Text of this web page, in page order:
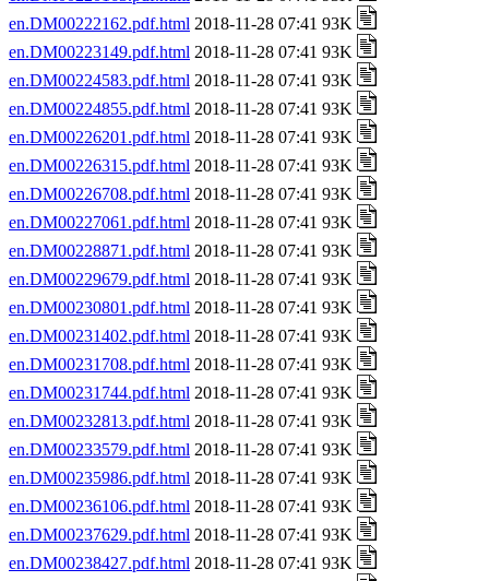
en.DM00222162.pdf.html 2018-11-28 07:41 93K
en.DM00223149.pdf.html 2018-11-28 07:41 93K
en.DM00224583.pdf.html 2018-11-28 07:41 93K
en.DM00224855.pdf.html 2018-11-28 07:41 93K
en.DM00226201.pdf.html 2018-11-28 07:41 93K
en.DM00226315.pdf.html 2018-11-28 07:41 93K
en.DM00226708.pdf.html 2018-11-28 07:41 93K
en.DM00227061.pdf.html 2018-11-28 07:41 93K
en.DM00228871.pdf.html 2018-11-28 07:41 93K
en.DM00229679.pdf.html 2018-11-28 07:41 93K
en.DM00230801.pdf.html 2018-11-28 07:41 93K
en.DM00231402.pdf.html 2018-11-28 07:41 93K
en.DM00231708.pdf.html 2018-11-28 07:41 93K
en.DM00231744.pdf.html 2018-11-28 07:41 93K
en.DM00232813.pdf.html 2018-11-28 07:41 93K
en.DM00233579.pdf.html 2018-11-28 07:41 93K
en.DM00235986.pdf.html 2018-11-28 07:41 93K
en.DM00236106.pdf.html 2018-11-28 07:41 93K
en.DM00237629.pdf.html 2018-11-28 07:41 93K
en.DM00238427.pdf.html 2018-11-28 07:41 93K